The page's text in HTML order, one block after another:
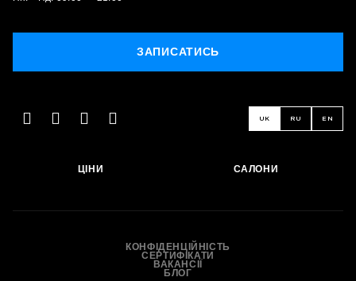
ЗАПИСАТИСЬ
UK RU EN
ЦІНИ САЛОНИ
КОНФІДЕНЦІЙНІСТЬ
СЕРТИФІКАТИ
ВАКАНСІЇ
БЛОГ